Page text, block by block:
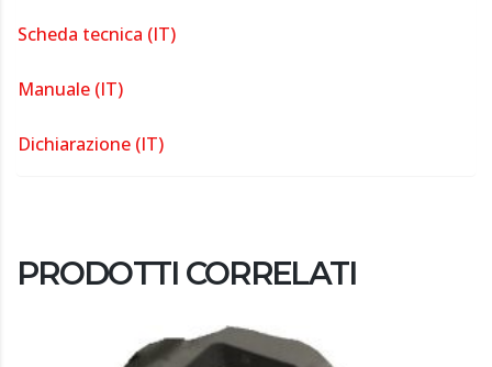
Scheda tecnica (IT)
Manuale (IT)
Dichiarazione (IT)
PRODOTTI CORRELATI